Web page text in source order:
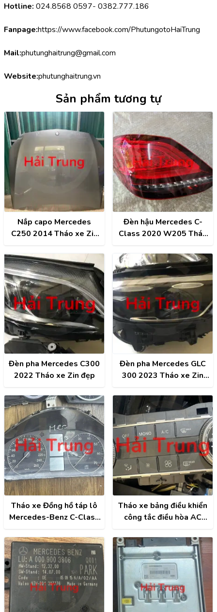
Hotline: 024.8568 0597- 0382.777.186
Fanpage:https://www.facebook.com/PhutungotoHaiTrung
Mail:phutunghaitrung@gmail.com
Website:phutunghaitrung.vn
Sản phẩm tương tự
Nắp capo Mercedes
C250 2014 Tháo xe Zin
Đèn hậu Mercedes C-
Class 2020 W205 Tháo
Đèn pha Mercedes C300
2022 Tháo xe Zin đẹp
Đèn pha Mercedes GLC
300 2023 Tháo xe Zin
Tháo xe Đồng hồ táp lô
Mercedes-Benz C-Class
Tháo xe bảng điều khiển
công tắc điều hòa AC
W204